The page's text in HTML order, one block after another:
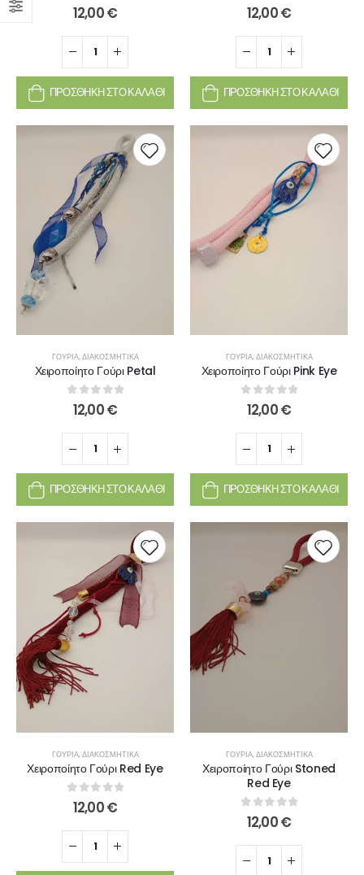
0out of 5
12,00€
ΠΡΟΣΘΉΚΗ ΣΤΟ ΚΑΛΆΘΙ
0out of 5
12,00€
ΠΡΟΣΘΉΚΗ ΣΤΟ ΚΑΛΆΘΙ
ΓΟΎΡΙΑ,ΔΙΑΚΟΣΜΗΤΙΚΆ
Χειροποίητο Γούρι Petal
0out of 5
12,00€
ΠΡΟΣΘΉΚΗ ΣΤΟ ΚΑΛΆΘΙ
ΓΟΎΡΙΑ,ΔΙΑΚΟΣΜΗΤΙΚΆ
Χειροποίητο Γούρι Pink Eye
0out of 5
12,00€
ΠΡΟΣΘΉΚΗ ΣΤΟ ΚΑΛΆΘΙ
ΓΟΎΡΙΑ,ΔΙΑΚΟΣΜΗΤΙΚΆ
Χειροποίητο Γούρι Red Eye
0out of 5
12,00€
ΓΟΎΡΙΑ,ΔΙΑΚΟΣΜΗΤΙΚΆ
Χειροποίητο Γούρι Stoned
Red Eye
0out of 5
12,00€